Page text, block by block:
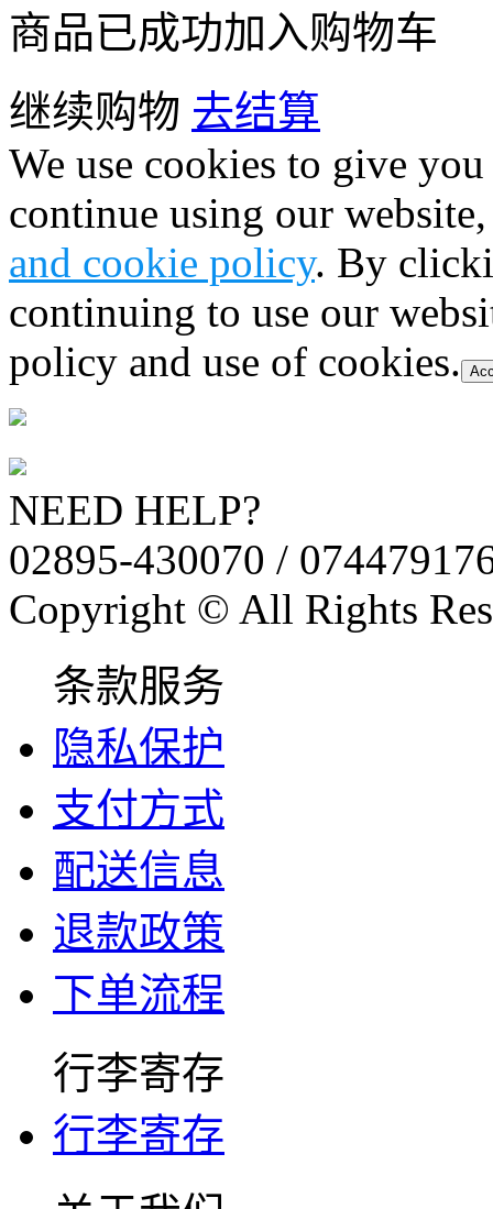
商品已成功加入购物车
继续购物 去结算
We use cookies to give
continue using our
and cookie policy. By
continuing to use our
policy and use of cookies.
NEED HELP?
02895-430070 /
Copyright © All Rights
条款服务
隐私保护
支付方式
配送信息
退款政策
下单流程
行李寄存
行李寄存